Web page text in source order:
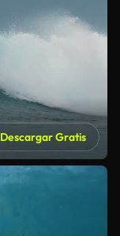
Descargar Gratis